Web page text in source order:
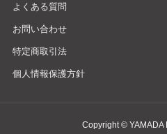
よくある質問
お問い合わせ
特定商取引法
個人情報保護方針
Copyright © YAMADA